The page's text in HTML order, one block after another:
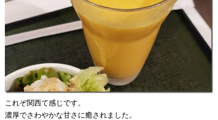
これぞ関西て感じです。
濃厚でさわやかな甘さに癒されました。